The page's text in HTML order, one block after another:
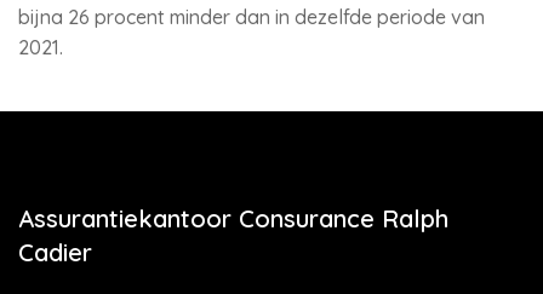
bijna 26 procent minder dan in dezelfde periode van
2021.
Assurantiekantoor Consurance Ralph
Cadier